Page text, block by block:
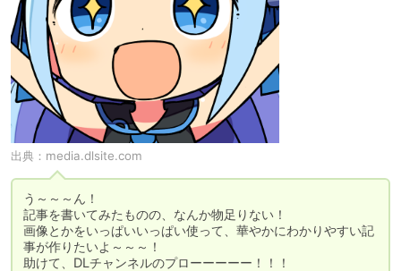
出典： media.dlsite.com
う～～～ん！
記事を書いてみたものの、なんか物足りない！
画像とかをいっぱいいっぱい使って、華やかにわかりやすい記
事が作りたいよ～～～！
助けて、DLチャンネルのプローーーーー！！！